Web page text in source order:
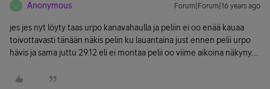
A Anonymous Forum|Forum|16 years ago
jes jes nyt löyty taas urpo kanavahaulla ja peliin ei oo enää kauaa
toivottavasti tänään näkis pelin ku lauantaina just ennen pelii urpo
hävis ja sama juttu 29.12 eli ei montaa pelii oo viime aikoina näkyny....